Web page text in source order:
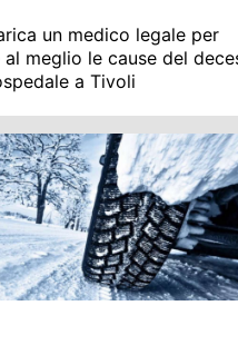
un medico legale per
meglio le cause del
a Tivoli